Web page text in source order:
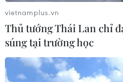
vietnamplus.vn
Thủ tướng Thái Lan chỉ
súng tại trường học